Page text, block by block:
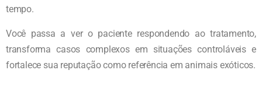
tempo.
Você passa a ver o paciente respondendo ao tratamento,
transforma casos complexos em situações controláveis e
fortalece sua reputação como referência em animais exóticos.